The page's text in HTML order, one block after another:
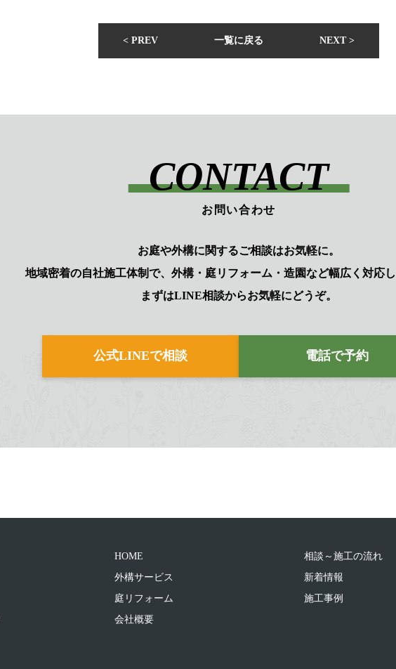
< PREV 一覧に戻る NEXT >
CONTACT
お問い合わせ
お庭や外構に関するご相談はお気軽に。
地域密着の自社施工体制で、外構・庭リフォーム・造園など幅広く対応し
まずはLINE相談からお気軽にどうぞ。
公式LINEで相談 電話で予約
HOME
外構サービス
庭リフォーム
会社概要
相談～施工の流れ
新着情報
施工事例